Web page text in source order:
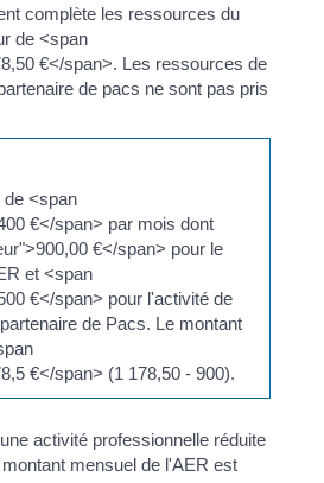
complète les ressources du
de <span
€</span>. Les ressources de
de pacs ne sont pas pris
de <span
€</span> par mois dont
€</span> pour le
et <span
€</span> pour l'activité de
de Pacs. Le montant
€</span> (1 178,50 - 900).
activité professionnelle réduite
mensuel de l'AER est